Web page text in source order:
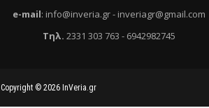
e-mail: info@inveria.gr- inveriagr@gmail.com
Τηλ. 2331 303 763 - 6942982745
Copyright © 2026 InVeria.gr